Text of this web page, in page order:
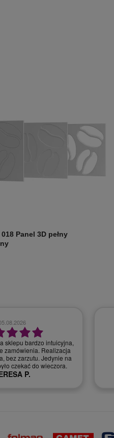
018 Panel 3D pełny
miła i profesjonalna
obsługa.